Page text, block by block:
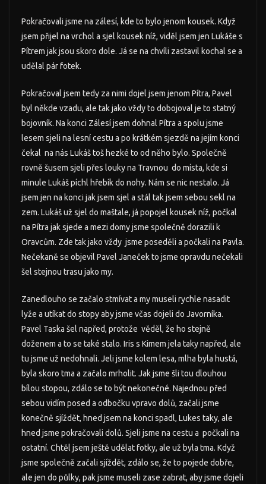
Pokračovali jsme na zálesí, kde to bylo jenom kousek. Když
jsem přijel na vrchol a sjel kousek níž, viděl jsem jen Lukáše s
Pítrem jak jsou skoro dole. Já se na chvíli zastavil kochal se a
udělal pár fotek.
Pokračoval jsem tedy za nimi dojel jsem jenom Pítra, Pavel
byl někde vzadu, ale tak jako vždy to dobojoval je to statný
bojovník. Na konci Zálesí jsem dohnal Pítra a spolu jsme
lesem sjeli na lesní cestu a po krátkém sjezdě na jejím konci
čekal na nás Lukáš toš hezké to od něho bylo. Společně
rovně šusem sjeli přes louky na Travnou do místa, kde si
minule Lukáš píchl hřebík do nohy. Nám se nic nestalo. Já
jsem jen na konci jak jsem sjel a stál tak jsem sebou sekl na
zem. Lukáš už sjel do maštale, já popojel kousek níž, počkal
na Pítra jak sjede a mezi domy jsme společně dorazili k
Oravcům. Zde tak jako vždy jsme poseděli a počkali na Pavla.
Nečekaně se objevil Pavel Janeček to jsme opravdu nečekali
šel stejnou trasu jako my.
Zanedlouho se začalo stmívat a my museli rychle nasadit
lyže a utíkat do stopy aby jsme včas dojeli do Javorníka.
Pavel Taska šel napřed, protože věděl, že ho stejně
doženem a to se také stalo. Iris s Kimem jela taky napřed, ale
tu jsme už nedohnali. Jeli jsme kolem lesa, mlha byla hustá,
byla skoro tma a začalo mrholit. Jak jsme šli tou dlouhou
bílou stopou, zdálo se to být nekonečné. Najednou před
sebou vidím posed a odbočku vpravo dolů, začali jsme
konečně sjíždět, hned jsem na konci spadl, Lukes taky, ale
hned jsme pokračovali dolů. Sjeli jsme na cestu a počkali na
ostatní. Chtěl jsem ještě udělat fotky, ale už byla tma. Když
jsme společně začali sjíždět, zdálo se, že to pojede dobře,
ale jen do půlky, pak jsme museli zase zabrat, aby jsme dojeli